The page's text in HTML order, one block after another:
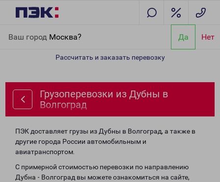
Ваш город Москва? Да Нет
Рассчитать и заказать перевозку
Грузоперевозки из Дубны в
Волгоград
ПЭК доставляет грузы из Дубны в Волгоград, а также в
другие города России автомобильным и
авиатранспортом.
С примерной стоимостью перевозки по направлению
Дубна - Волгоград вы можете ознакомиться на сайте,